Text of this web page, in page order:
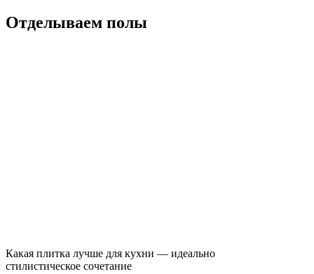
Отделываем полы
Какая плитка лучше для кухни — идеально
стилистическое сочетание